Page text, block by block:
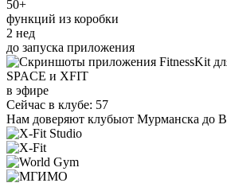
50+
функций из коробки
2 нед
до запуска приложения
в эфире
Сейчас в клубе: 57
Нам доверяют клубыот Мурманска до